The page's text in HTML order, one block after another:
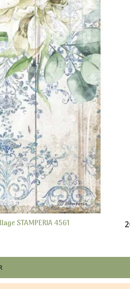
STAMPERIA 4561 2